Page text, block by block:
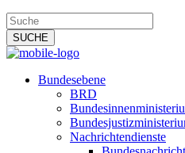
Bundesebene
BRD
Nachrichtendienste